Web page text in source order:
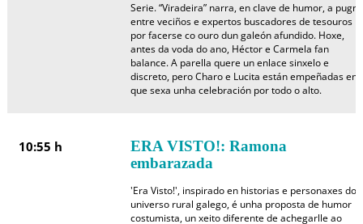
Serie. “Viradeira” narra, en clave de humor, a pugna
entre veciños e expertos buscadores de tesouros
por facerse co ouro dun galeón afundido. Hoxe,
antes da voda do ano, Héctor e Carmela fan
balance. A parella quere un enlace sinxelo e
discreto, pero Charo e Lucita están empeñadas en
que sexa unha celebración por todo o alto.
10:55 h
ERA VISTO!: Ramona
embarazada
'Era Visto!', inspirado en historias e personaxes do
universo rural galego, é unha proposta de humor
costumista, un xeito diferente de achegarlle ao